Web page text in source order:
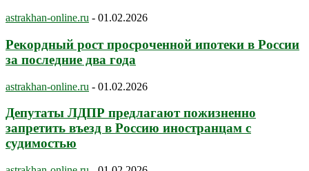
astrakhan-online.ru - 01.02.2026
Рекордный рост просроченной ипотеки в России
за последние два года
astrakhan-online.ru - 01.02.2026
Депутаты ЛДПР предлагают пожизненно
запретить въезд в Россию иностранцам с
судимостью